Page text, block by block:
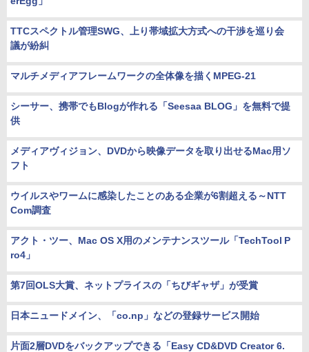
TTCスペクトル管理SWG、上り帯域拡大方式への干渉を巡り会
議が紛糾
マルチメディアフレームワークの全体像を描くMPEG-21
シーサー、携帯でもBlogが作れる「Seesaa BLOG」を無料で提
供
メディアヴィジョン、DVDから映像データを取り出せるMac用ソ
フト
ウイルスやワームに感染したことのある企業が6割超える～NTT
Com調査
アクト・ツー、Mac OS X用のメンテナンスツール「TechTool P
ro4」
第7回OLS大賞、ネットプライスの「ちびギャザ」が受賞
日本ニュードメイン、「co.np」などの登録サービス開始
片面2層DVDをバックアップできる「Easy CD&DVD Creator 6.